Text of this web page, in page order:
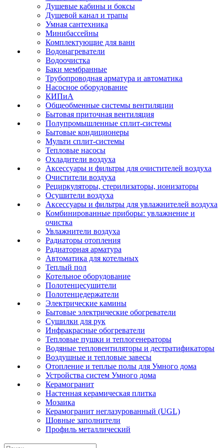
Душевые кабины и боксы
Душевой канал и трапы
Умная сантехника
Минибассейны
Комплектующие для ванн
Водонагреватели
Водоочистка
Баки мембранные
Трубопроводная арматура и автоматика
Насосное оборудование
КИПиА
Общеобменные системы вентиляции
Бытовая приточная вентиляция
Полупромышленные сплит-системы
Бытовые кондиционеры
Мульти сплит-системы
Тепловые насосы
Охладители воздуха
Аксессуары и фильтры для очистителей воздуха
Очистители воздуха
Рециркуляторы, стерилизаторы, ионизаторы
Осушители воздуха
Аксессуары и фильтры для увлажнителей воздуха
Комбинированные приборы: увлажнение и
очистка
Увлажнители воздуха
Радиаторы отопления
Радиаторная арматура
Автоматика для котельных
Теплый пол
Котельное оборудование
Полотенцесушители
Полотенцедержатели
Электрические камины
Бытовые электрические обогреватели
Сушилки для рук
Инфракрасные обогреватели
Тепловые пушки и теплогенераторы
Водяные тепловентиляторы и дестратификаторы
Воздушные и тепловые завесы
Отопление и теплые полы для Умного дома
Устройства систем Умного дома
Керамогранит
Настенная керамическая плитка
Мозаика
Керамогранит неглазурованный (UGL)
Шовные заполнители
Профиль металлический